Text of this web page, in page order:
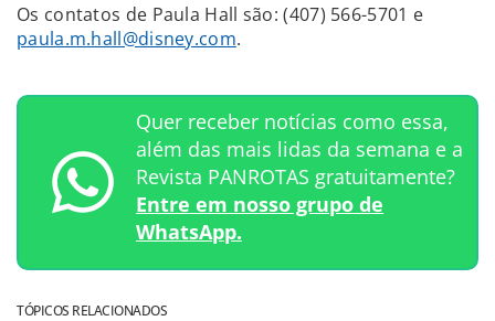
Os contatos de Paula Hall são: (407) 566-5701 e
paula.m.hall@disney.com.
Quer receber notícias como essa,
além das mais lidas da semana e a
Revista PANROTAS gratuitamente?
Entre em nosso grupo de
WhatsApp.
TÓPICOS RELACIONADOS